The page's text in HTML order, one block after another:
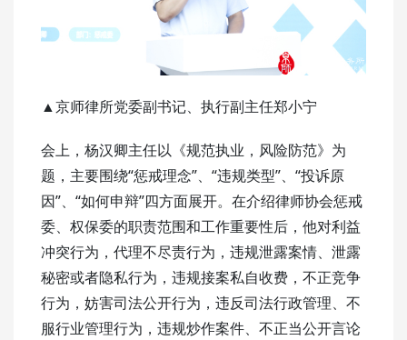
▲京师律所党委副书记、执行副主任郑小宁
会上，杨汉卿主任以《规范执业，风险防范》为
题，主要围绕“惩戒理念”、“违规类型”、“投诉原
因”、“如何申辩”四方面展开。在介绍律师协会惩戒
委、权保委的职责范围和工作重要性后，他对利益
冲突行为，代理不尽责行为，违规泄露案情、泄露
秘密或者隐私行为，违规接案私自收费，不正竞争
行为，妨害司法公开行为，违反司法行政管理、不
服行业管理行为，违规炒作案件、不正当公开言论